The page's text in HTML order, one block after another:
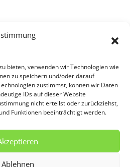
bieten, verwenden wir Technologien wie
zu speichern und/oder darauf
zustimmst, können wir Daten
IDs auf dieser Website
nicht erteilst oder zurückziehst,
Funktionen beeinträchtigt werden.
Ablehnen